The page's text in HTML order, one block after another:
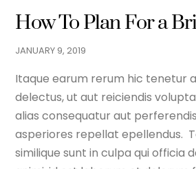
How To Plan For a
JANUARY 9,2019
Itaque earum rerum hic tenetur
delectus, ut aut reiciendis
alias consequatur aut
asperiores repellat epellendus.
similique sunt in culpa qui officia